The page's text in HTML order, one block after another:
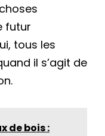
futur
tous les
il s’agit de
de bois :